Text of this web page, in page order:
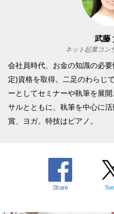
武藤
ネット起業コン
会社員時代、お金の知識の必
定)資格を取得。二足のわらじ
ーとしてセミナーや執筆を展
サルとともに、執筆を中心に
賞、ヨガ。特技はピアノ。
Share